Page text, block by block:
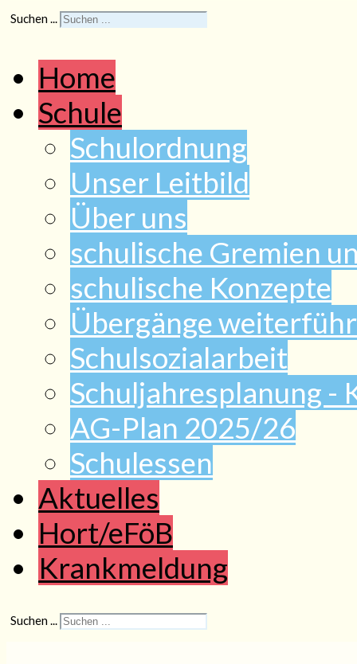
Suchen ...
Home
Schule
Schulordnung
Unser Leitbild
Über uns
schulische Gremien
schulische Konzepte
Übergänge
Schulsozialarbeit
Schuljahresplanung -
AG-Plan 2025/26
Schulessen
Aktuelles
Hort/eFöB
Krankmeldung
Suchen ...